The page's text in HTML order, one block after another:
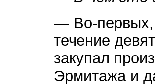
— Во-первых,
течение
закупал
Эрмитажа и